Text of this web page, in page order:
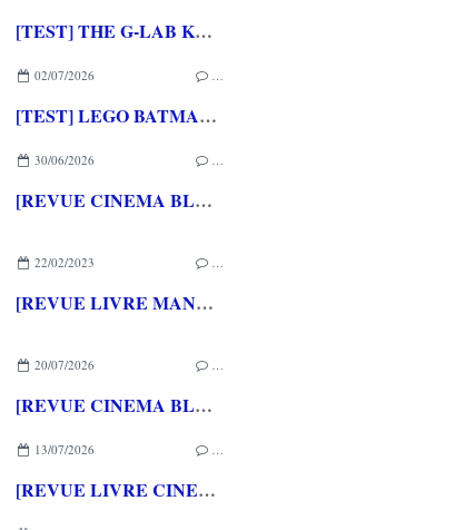
[TEST] THE G-LAB KEYZ ELITE 400 HE PC
02/07/2026 …
[TEST] LEGO BATMAN L'HERITAGE DU CHEVALIER NOIR XBOX SERIES X : C'est Batman Arkham City en LEGO!
30/06/2026 …
[REVUE CINEMA BLU-RAY 4K] THE DESCENT
22/02/2023 …
[REVUE LIVRE MANGA] MANGA STORY du CHEF OTAKU aux éditions HOEBEKE
20/07/2026 …
[REVUE CINEMA BLU-RAY] LA TOUR DE GLACE
13/07/2026 …
[REVUE LIVRE CINEMA] FAST & FURIOUS d' Arnaud BRIAND aux éditions CASA